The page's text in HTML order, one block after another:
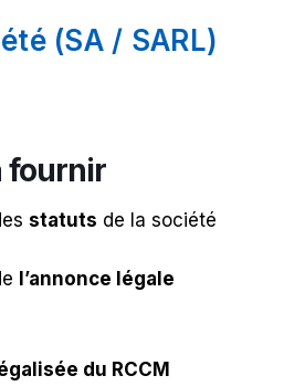
(SA / SARL)
fournir
statuts de la société
l’annonce légale
du RCCM